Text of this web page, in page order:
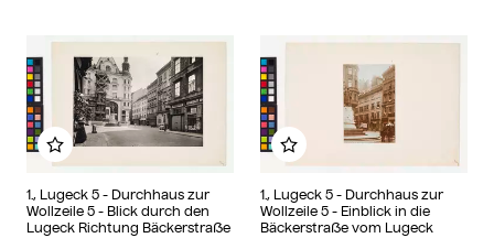
1., Lugeck 5 - Durchhaus zur
Wollzeile 5 - Blick durch den
Lugeck Richtung Bäckerstraße
Zu meinem Album hinzufügen
1., Lugeck 5 - Durchhaus zur
Wollzeile 5 - Einblick in die
Bäckerstraße vom Lugeck
Zu meinem Album